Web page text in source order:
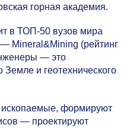
горная академия.
в ТОП-50 вузов мира
Mineral&Mining (рейтинг
— это
Земле и геотехнического
формируют
— проектируют